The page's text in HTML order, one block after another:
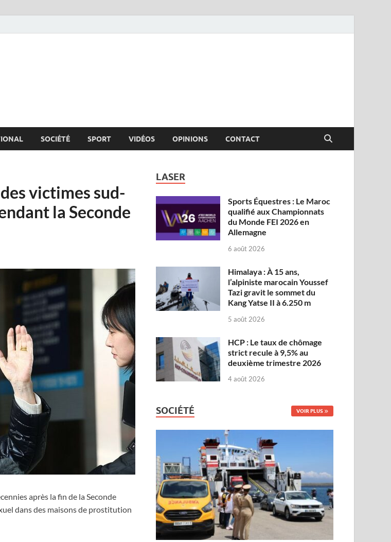
SOCIÉTÉ SPORT VIDÉOS OPINIONS CONTACT
victimes sud-
la Seconde
après la fin de la Seconde
dans des maisons de prostitution
LASER
Sports Équestres : Le Maroc
qualifié aux Championnats
du Monde FEI 2026 en
Allemagne
6 août 2026
Himalaya : À 15 ans,
l’alpiniste marocain Youssef
Tazi gravit le sommet du
Kang Yatse II à 6.250 m
5 août 2026
HCP : Le taux de chômage
strict recule à 9,5% au
deuxième trimestre 2026
4 août 2026
SOCIÉTÉ VOIR PLUS